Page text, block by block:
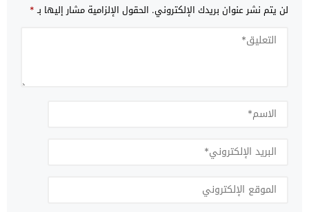
لن يتم نشر عنوان بريدك الإلكتروني. الحقول الإلزامية مشار إليها بـ*